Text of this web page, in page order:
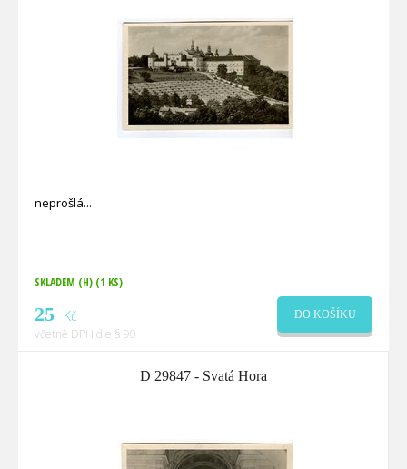
neprošlá
SKLADEM (H) (1 KS)
25 Kč
včetně DPH dle § 90
DO KOŠÍKU
D 29847 - Svatá Hora